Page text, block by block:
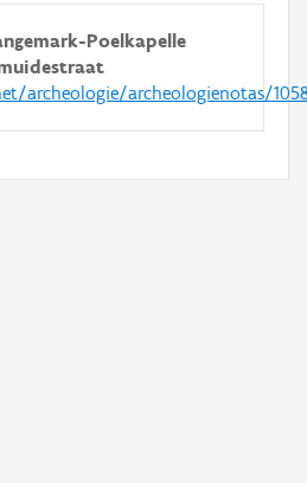
Poelkapelle
archeologie/archeologienotas/